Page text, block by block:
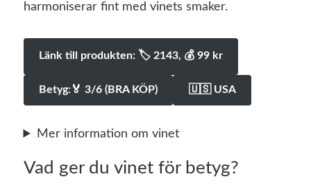
harmoniserar fint med vinets smaker.
Länk till produkten: 🏷 2143, 💰️ 99 kr
Betyg:🏅 3/6 (BRA KÖP) 🇺🇸 USA
Mer information om vinet
Vad ger du vinet för betyg?